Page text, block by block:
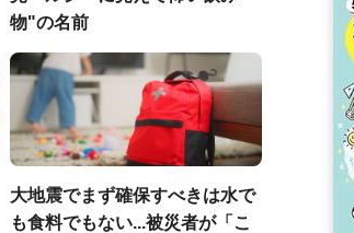
物"の名前
大地震でまず確保すべきは水で
も食料でもない...被災者が「こ